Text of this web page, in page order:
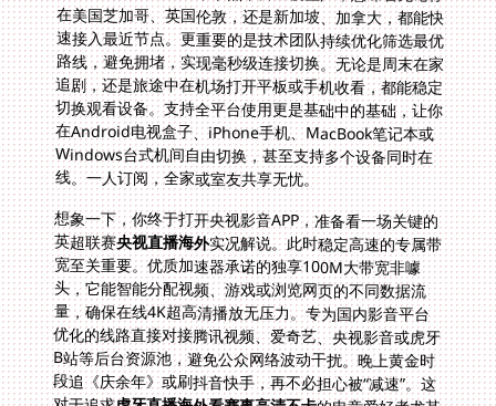
线。一人订阅，全家或室友共享无忧。
想象一下，你终于打开央视影音APP，准备看一场关键的
英超联赛央视直播海外实况解说。此时稳定高速的专属带
宽至关重要。优质加速器承诺的独享100M大带宽非噱
头，它能智能分配视频、游戏或浏览网页的不同数据流
量，确保在线4K超高清播放无压力。专为国内影音平台
优化的线路直接对接腾讯视频、爱奇艺、央视影音或虎牙
B站等后台资源池，避免公众网络波动干扰。晚上黄金时
段追《庆余年》或刷抖音快手，再不必担心被“减速”。这